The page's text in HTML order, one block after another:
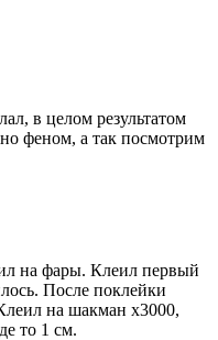
в целом результатом
феном, а так посмотрим
на фары. Клеил первый
После поклейки
на шакман х3000,
то 1 см.